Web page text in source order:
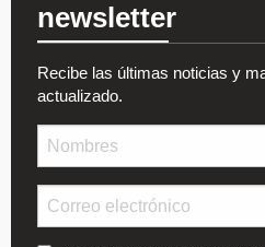
newsletter
Recibe las últimas noticias y
actualizado.